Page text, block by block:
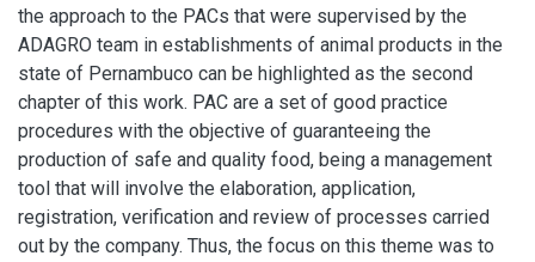
the approach to the PACs that were supervised by the
ADAGRO team in establishments of animal products in the
state of Pernambuco can be highlighted as the second
chapter of this work. PAC are a set of good practice
procedures with the objective of guaranteeing the
production of safe and quality food, being a management
tool that will involve the elaboration, application,
registration, verification and review of processes carried
out by the company. Thus, the focus on this theme was to